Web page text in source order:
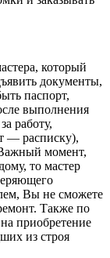
который
документы,
паспорт,
выполнения
работу,
— расписку),
момент,
то мастер
Вы не сможете
Также по
приобретение
из строя